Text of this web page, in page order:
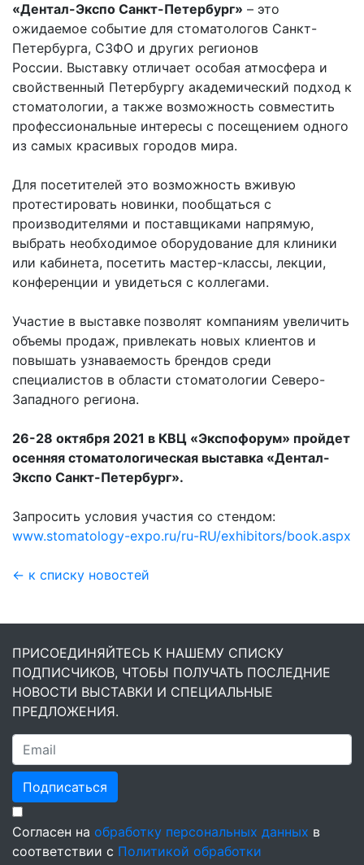
«Дентал-Экспо Санкт-Петербург» – это
ожидаемое событие для стоматологов Санкт-
Петербурга, СЗФО и других регионов
России. Выставку отличает особая атмосфера и
свойственный Петербургу академический подход к
стоматологии, а также возможность совместить
профессиональные интересы с посещением одного
из самых красивых городов мира.
Для посетителей это возможность вживую
протестировать новинки, пообщаться с
производителями и поставщиками напрямую,
выбрать необходимое оборудование для клиники
или кабинета, посетить мастер-классы, лекции,
конференции и увидеться с коллегами.
Участие в выставке позволят компаниям увеличить
объемы продаж, привлекать новых клиентов и
повышать узнаваемость брендов среди
специалистов в области стоматологии Северо-
Западного региона.
26-28 октября 2021 в КВЦ «Экспофорум» пройдет
осенняя стоматологическая выставка «Дентал-
Экспо Санкт-Петербург».
Запросить условия участия со стендом:
www.stomatology-expo.ru/ru-RU/exhibitors/book.aspx
← к списку новостей
ПРИСОЕДИНЯЙТЕСЬ К НАШЕМУ СПИСКУ
ПОДПИСЧИКОВ, ЧТОБЫ ПОЛУЧАТЬ ПОСЛЕДНИЕ
НОВОСТИ ВЫСТАВКИ И СПЕЦИАЛЬНЫЕ
ПРЕДЛОЖЕНИЯ.
Подписаться
Согласен на обработку персональных данных в
соответствии с Политикой обработки